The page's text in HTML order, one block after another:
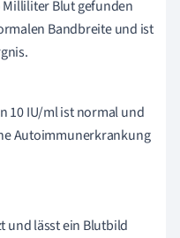
Milliliter Blut gefunden
Bandbreite und ist
10 IU/ml ist normal und
Autoimmunerkrankung
und lässt ein Blutbild